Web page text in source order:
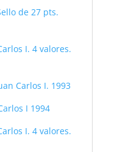
de 27 pts.
I. 4 valores.
Carlos I. 1993
I 1994
I. 4 valores.